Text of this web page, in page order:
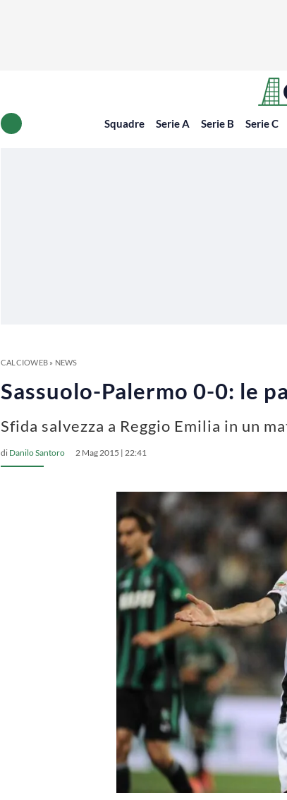
Squadre Serie A Serie B Serie C
CALCIOWEB» NEWS
Sassuolo-Palermo 0-0: le
Sfida salvezza a Reggio Emilia in un
di Danilo Santoro 2 Mag 2015 | 22:41